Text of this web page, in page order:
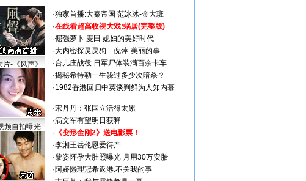
片-《风声》
频自拍曝光
·独家首播:大秦帝国 范冰冰-金大班
·在线看超高收视大戏:蜗居(完整版)
·倔强萝卜 麦田 媳妇的美好时代
·大内密探灵灵狗
倪萍-美丽的事
·台儿庄战役 日军尸体装满百余卡车
·揭秘希特勒一生躲过多少次暗杀？
·1982香港回归中英谈判鲜为人知内幕
·宋丹丹：张国立活得太累
·满文军有望明日获释
· 《变形金刚2》送电影票！
·李湘王岳伦恩爱待产
·黎姿怀孕大肚照曝光 月用30万安胎
·阿娇懒理冠希返港:不关我的事